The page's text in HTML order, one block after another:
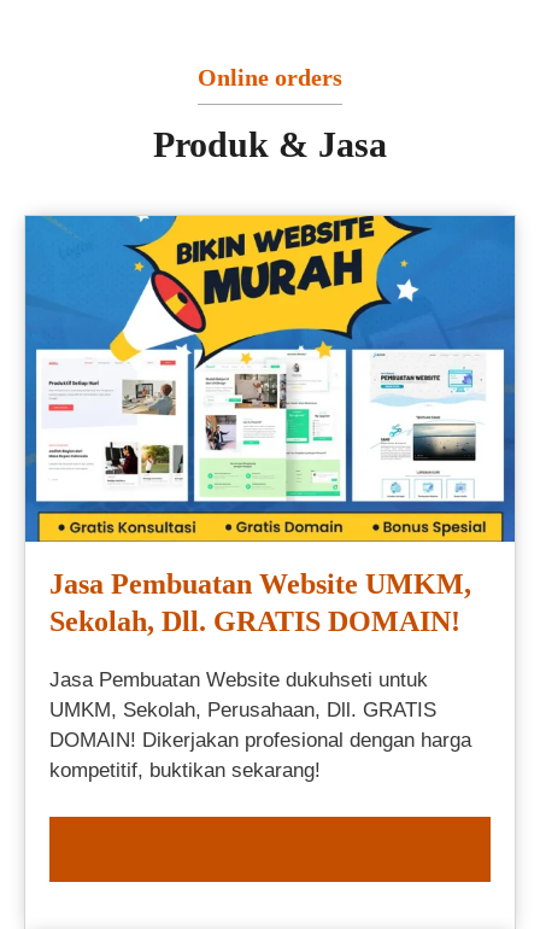
Online orders
Produk & Jasa
Jasa Pembuatan Website UMKM,
Sekolah, Dll. GRATIS DOMAIN!
Jasa Pembuatan Website dukuhseti untuk
UMKM, Sekolah, Perusahaan, Dll. GRATIS
DOMAIN! Dikerjakan profesional dengan harga
kompetitif, buktikan sekarang!